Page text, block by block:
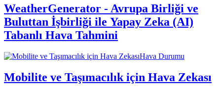
WeatherGenerator - Avrupa Birliği ve
Buluttan İşbirliği ile Yapay Zeka (AI)
Tabanlı Hava Tahmini
Hava Durumu
Mobilite ve Taşımacılık için Hava Zekası